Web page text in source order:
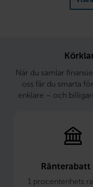
När du samlar
oss får du smarta
enklare – och
Ränterabatt
1 procentenhets